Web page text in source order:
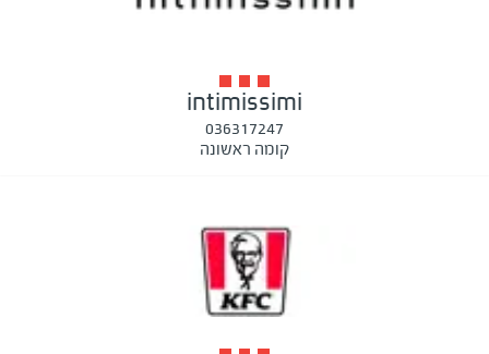
intimissimi
036317247
קומה ראשונה